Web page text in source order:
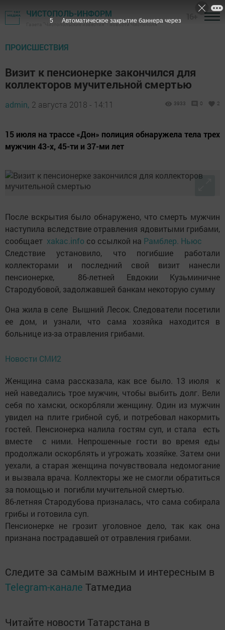
ЧИСТОПОЛЬ-ИНФОРМ
Газета "Чистопольские известия" - новости Чистополя
ПРОИСШЕСТВИЯ
Визит к пенсионерке закончился для
коллекторов мучительной смертью
admin, 2 августа 2018 - 14:11 3933 0 2
15 июля на трассе «Дон» полиция обнаружела тела трех
мужчин 43-х, 45-ти и 37-ми лет
После вскрытия было обнаружено, что смерть мужчин
наступила вследствие отравления ядовитыми грибами,
сообщает xakac.info со ссылкой на Рамблер. Ньюс
Следствие установило, что погибшие работали
коллекторами и последний свой визит нанесли
пенсионерке, 86-летней Евдокии Кузьминичне
Стародубовой, задолжавшей банкам некоторую сумму
Она жила в селе Вышний Лесок. Следователи посетили
ее дом, и узнали, что сама хозяйка находится в
больнице из-за отравления грибами.
Новости СМИ2
Женщина сама рассказала, как все было. 13 июля к
ней наведались трое мужчин, чтобы выбить долг. Вели
себя по хамски, оскорбляли женщину. Один из мужчин
увидел на плите грибной суб, и потребовал накормить
гостей. Пенсионерка налила гостям суп, и стала есть
вместе с ними. Непрошенные гости во время еды
продолжали оскорблять и угрожать хозяйке. Затем они
уехали, а старая женщина почувствовала недомогание
и вызвала врача. Коллекторы же не смогли обратиться
за помощью и погибли мучительной смертью.
86-летняя Стародубова призналась, что сама собирала
грибы и готовила суп.
Пенсионерке не грозит уголовное дело, так как она
признана пострадавшей от отравления грибами.
Следите за самым важным и интересным в
Telegram-канале Татмедиа
Читайте новости Татарстана в
4 Автоматическое закрытие баннера через